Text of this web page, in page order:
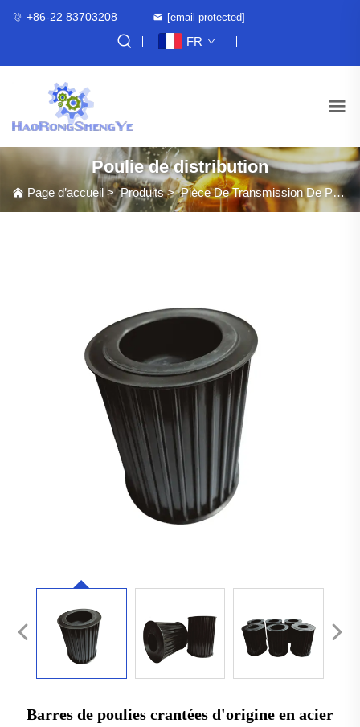
+86-22 83703208 [email protected]
FR
Poulie de distribution
Page d’accueil >Produits>Pièce De Transmission De Puissance
Barres de poulies crantées d'origine en acier